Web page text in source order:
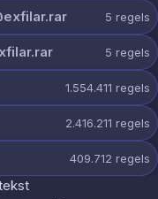
5 regels
5 regels
1.554.411 regels
2.416.211 regels
409.712 regels